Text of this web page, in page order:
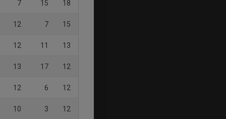
7 15 18
12 7 15
12 11 13
13 17 12
12 6 12
10 3 12